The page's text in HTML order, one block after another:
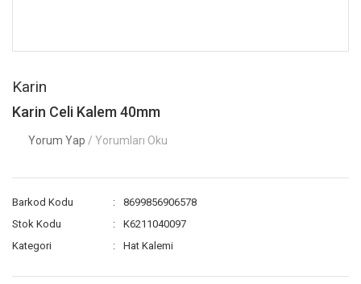
Karin
Karin Celi Kalem 40mm
Yorum Yap / Yorumları Oku
Barkod Kodu
8699856906578
Stok Kodu
K6211040097
Kategori
Hat Kalemi